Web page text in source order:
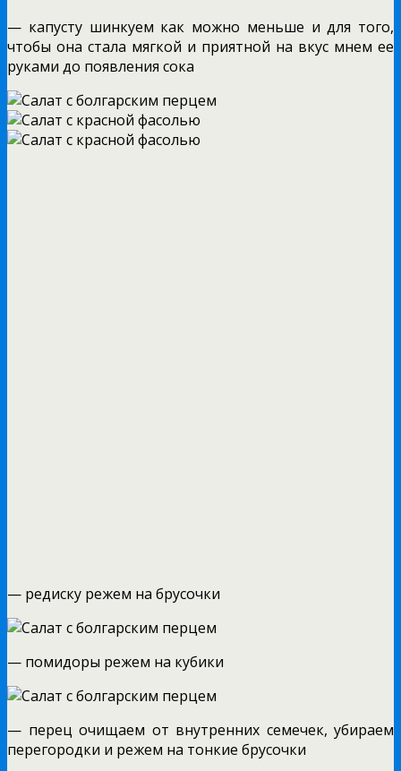
— капусту шинкуем как можно меньше и для того,
чтобы она стала мягкой и приятной на вкус мнем ее
руками до появления сока
— редиску режем на брусочки
— помидоры режем на кубики
— перец очищаем от внутренних семечек, убираем
перегородки и режем на тонкие брусочки